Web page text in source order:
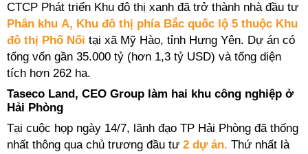
CTCP Phát triển Khu đô thị xanh đã trở thành nhà đầu tư
Phân khu A, Khu đô thị phía Bắc quốc lộ 5 thuộc Khu
đô thị Phố Nối tại xã Mỹ Hào, tỉnh Hưng Yên. Dự án có
tổng vốn gần 35.000 tỷ (hơn 1,3 tỷ USD) và tổng diện
tích hơn 262 ha.
Taseco Land, CEO Group làm hai khu công nghiệp ở
Hải Phòng
Tại cuộc họp ngày 14/7, lãnh đạo TP Hải Phòng đã thống
nhất thông qua chủ trương đầu tư 2 dự án. Thứ nhất là